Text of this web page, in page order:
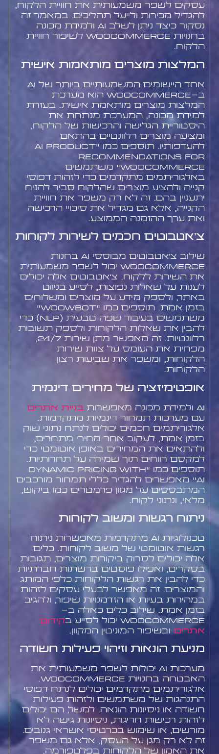
עסקים לשפר משמעותית את חוויית הלקוח,
להגדיל מכירות ולייעל תהליכים. במאמר זה
נסקור כיצד ניתן לשלב AI ולמידת מכונה
בחנויות WooCommerce לשיפור חוויית
הלקוח.
המלצות מוצרים מותאמות אישית
אחד היישומים המשמעותיים ביותר של AI
ב-WooCommerce הוא מערכת
המלצות מוצרים מותאמת אישית. בעזרת
למידת מכונה, המערכת מנתחת את
היסטוריית הגלישה והרכישות של הלקוח,
ומציעה מוצרים רלוונטיים בהתאם
להעדפותיו. תוספים כמו "AI Product
Recommendations for
WooCommerce" משתמשים
באלגוריתמים מתקדמים כדי לזהות דפוסי
קנייה ולהציע מוצרים שהלקוח סביר להניח
יתעניין בהם. זה לא רק משפר את חוויית
הקנייה, אלא גם מגדיל את סיכויי הרכישה
ואת ערך ההזמנה הממוצע.
צ'אטבוטים חכמים לשירות לקוחות
שילוב צ'אטבוטים מבוססי AI בחנות
WooCommerce יכול לשפר משמעותית
את השירות ללקוח. צ'אטבוטים אלה יכולים
לענות על שאלות נפוצות, לסייע בניווט
באתר, ולספק מידע על מוצרים ומשלוחים
בזמן אמת. תוספים כמו "WoowBot"
משתמשים בעיבוד שפה טבעית (NLP) כדי
להבין את שאלות הלקוחות ולספק תשובות
רלוונטיות. זה מאפשר מתן שירות 24/7,
מפחית את העומס על צוות שירות
הלקוחות, ומשפר את שביעות רצון
הלקוחות.
אופטימיזציה של מחירים דינמית
AI ולמידת מכונה מאפשרות
בניית אתרים
עם מערכות תמחור דינמיות מתקדמות.
אלגוריתמים חכמים יכולים לנתח נתוני שוק
בזמן אמת, לעקוב אחר מחירי מתחרים,
ולהתאים את המחירים באופן אוטומטי כדי
למקסם רווחים תוך שמירה על תחרותיות.
תוספים כמו "Dynamic Pricing with
AI" מאפשרים להגדיר כללי תמחור מורכבים
המתבססים על מגוון פרמטרים כמו ביקוש,
מלאי, ונתוני לקוח.
ניתוח רגשות ומשוב לקוחות
טכנולוגיות AI מתקדמות מאפשרות ניתוח
רגשות אוטומטי של משוב לקוחות. כלים
אלה יכולים לסרוק ביקורות מוצרים, תגובות
בסקרים, ואפילו פוסטים ברשתות חברתיות
כדי להבין את רגשות הלקוחות כלפי המותג
והמוצרים. זה מאפשר לבעלי עסקים לזהות
במהירות בעיות או הזדמנויות שיפור, ולהגיב
בזמן אמת. שילוב כלים כאלה ב-
WooCommerce יכול לסייע ב
קידום
אתריםובשיפור המוניטין המקוון.
מניעת הונאות וזיהוי פעילות חשודה
מערכות AI יכולות לשפר משמעותית את
האבטחה בחנויות WooCommerce.
אלגוריתמים מתקדמים יכולים לנתח דפוסי
התנהגות של משתמשים ולזהות פעילות
חשודה או ניסיונות הונאה. למשל, הם יכולים
לזהות רכישות חריגות, ניסיונות גישה לא
מורשים, או שימוש בכרטיסי אשראי גנובים.
זה לא רק מגן על העסק, אלא גם משפר
את האמון של הלקוחות בפלטפורמה.